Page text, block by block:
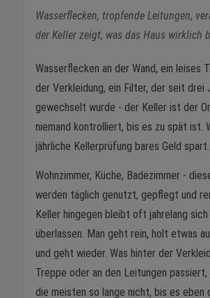
Wasserflecken, tropfende Leitungen,
der Keller zeigt, was das Haus wirklich
Wasserflecken an der Wand, ein leises
der Verkleidung, ein Filter, der seit drei
gewechselt wurde - der Keller ist der
niemand kontrolliert, bis es zu spät ist.
jährliche Kellerprüfung bares Geld spart.
Wohnzimmer, Küche, Badezimmer -
werden täglich genutzt, gepflegt und
Keller hingegen bleibt oft jahrelang
überlassen. Man geht rein, holt etwas
und geht wieder. Was hinter der
Treppe oder an den Leitungen
die meisten so lange nicht, bis es eben